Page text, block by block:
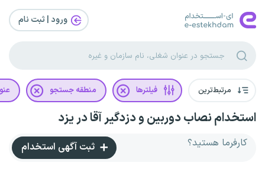
ورود | ثبت‌ نام
مرتبط‌ترین فیلترها منطقه جستجو
استخدام نصاب دوربین و دزدگیر آقا در یزد
کارفرما هستید؟ ثبت آگهی استخدام